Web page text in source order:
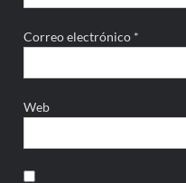
Correo electrónico *
Web